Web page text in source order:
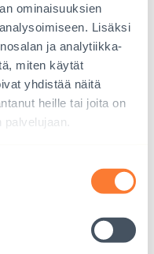
ominaisuuksien
Lisäksi
ja analytiikka-
miten käytät
yhdistää näitä
heille tai joita on
koulutukseen.”